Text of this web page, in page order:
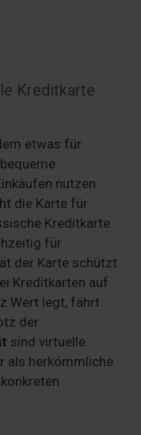
Kreditkarte
etwas für
nutzen
die Karte für
Kreditkarte
für
der Karte schützt
Kreditkarten auf
Wert legt, fährt
der
sind virtuelle
als herkömmliche